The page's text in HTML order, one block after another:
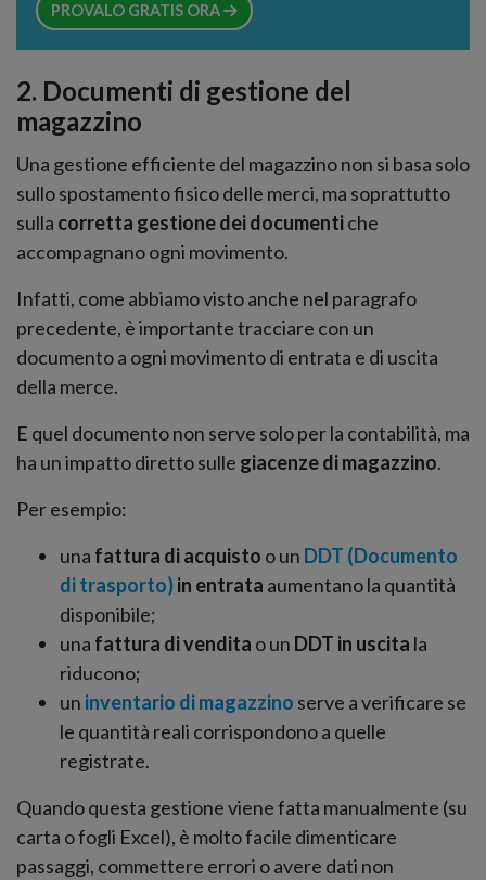
PROVALO GRATIS ORA
2. Documenti di gestione del
magazzino
Una gestione efficiente del magazzino non si basa solo
sullo spostamento fisico delle merci, ma soprattutto
sulla corretta gestione dei documentiche
accompagnano ogni movimento.
Infatti, come abbiamo visto anche nel paragrafo
precedente, è importante tracciare con un
documento a ogni movimento di entrata e di uscita
della merce.
E quel documento non serve solo per la contabilità, ma
ha un impatto diretto sulle giacenze di magazzino.
Per esempio:
una fattura di acquisto o un DDT (Documento
di trasporto)in entrata aumentano la quantità
disponibile;
una fattura di vendita o un DDT in uscita la
riducono;
un inventario di magazzino serve a verificare se
le quantità reali corrispondono a quelle
registrate.
Quando questa gestione viene fatta manualmente (su
carta o fogli Excel), è molto facile dimenticare
passaggi, commettere errori o avere dati non